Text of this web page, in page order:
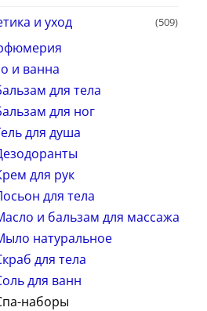
и уход (509)
и ванна
для тела
для ног
для душа
для рук
для тела
и бальзам для массажа
натуральное
для тела
для ванн
наборы